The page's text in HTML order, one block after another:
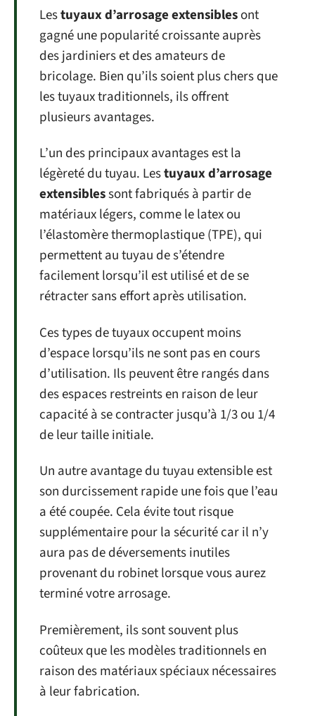
Lestuyaux d’arrosage extensiblesont
gagné une popularité croissante auprès
des jardiniers et des amateurs de
bricolage. Bien qu’ils soient plus chers que
les tuyaux traditionnels, ils offrent
plusieurs avantages.
L’un des principaux avantages est la
légèreté du tuyau. Lestuyaux d’arrosage
extensiblessont fabriqués à partir de
matériaux légers, comme le latex ou
l’élastomère thermoplastique (TPE), qui
permettent au tuyau de s’étendre
facilement lorsqu’il est utilisé et de se
rétracter sans effort après utilisation.
Ces types de tuyaux occupent moins
d’espace lorsqu’ils ne sont pas en cours
d’utilisation. Ils peuvent être rangés dans
des espaces restreints en raison de leur
capacité à se contracter jusqu’à 1/3 ou 1/4
de leur taille initiale.
Un autre avantage du tuyau extensible est
son durcissement rapide une fois que l’eau
a été coupée. Cela évite tout risque
supplémentaire pour la sécurité car il n’y
aura pas de déversements inutiles
provenant du robinet lorsque vous aurez
terminé votre arrosage.
Premièrement, ils sont souvent plus
coûteux que les modèles traditionnels en
raison des matériaux spéciaux nécessaires
à leur fabrication.